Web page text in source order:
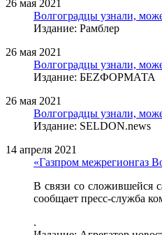
26 мая 2021
Волгоградцы узнали,
Издание: Рамблер
26 мая 2021
Волгоградцы узнали,
Издание: БЕZФОРМАТА
26 мая 2021
Волгоградцы узнали,
Издание: SELDON.news
14 апреля 2021
«Газпром межрегионгаз
В связи со сложившейся
сообщает пресс-служба
.